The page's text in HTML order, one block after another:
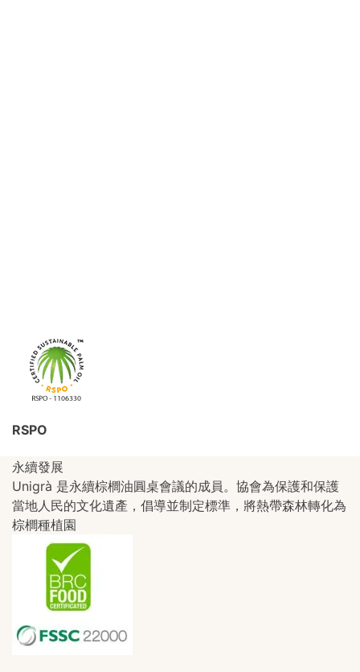
RSPO
永續發展
Unigrà 是永續棕櫚油圓桌會議的成員。協會為保護和保護
當地人民的文化遺產，倡導並制定標準，將熱帶森林轉化為
棕櫚種植園